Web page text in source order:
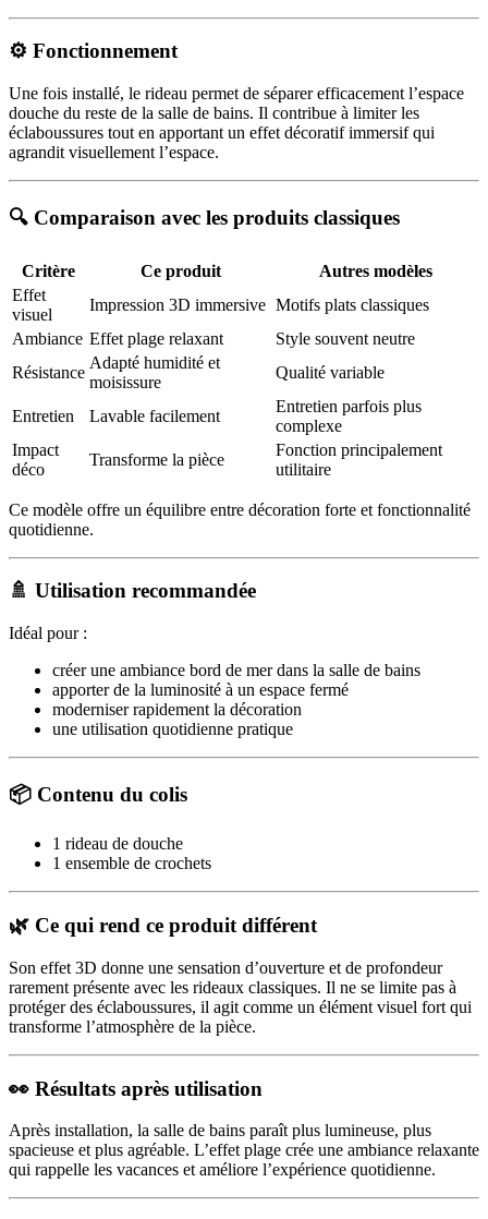
⚙️ Fonctionnement
Une fois installé, le rideau permet de séparer efficacement l’espace
douche du reste de la salle de bains. Il contribue à limiter les
éclaboussures tout en apportant un effet décoratif immersif qui
agrandit visuellement l’espace.
🔍 Comparaison avec les produits classiques
Critère Ce produit
Autres modèles
Effet
visuel
Impression 3D immersive Motifs plats classiques
Ambiance Effet plage relaxant
Style souvent neutre
Résistance
Adapté humidité et
moisissure
Qualité variable
Entretien Lavable facilement
Entretien parfois plus
complexe
Impact
déco
Transforme la pièce
Fonction principalement
utilitaire
Ce modèle offre un équilibre entre décoration forte et fonctionnalité
quotidienne.
🚿 Utilisation recommandée
Idéal pour :
créer une ambiance bord de mer dans la salle de bains
apporter de la luminosité à un espace fermé
moderniser rapidement la décoration
une utilisation quotidienne pratique
📦 Contenu du colis
1 rideau de douche
1 ensemble de crochets
🌿 Ce qui rend ce produit différent
Son effet 3D donne une sensation d’ouverture et de profondeur
rarement présente avec les rideaux classiques. Il ne se limite pas à
protéger des éclaboussures, il agit comme un élément visuel fort qui
transforme l’atmosphère de la pièce.
👀 Résultats après utilisation
Après installation, la salle de bains paraît plus lumineuse, plus
spacieuse et plus agréable. L’effet plage crée une ambiance relaxante
qui rappelle les vacances et améliore l’expérience quotidienne.